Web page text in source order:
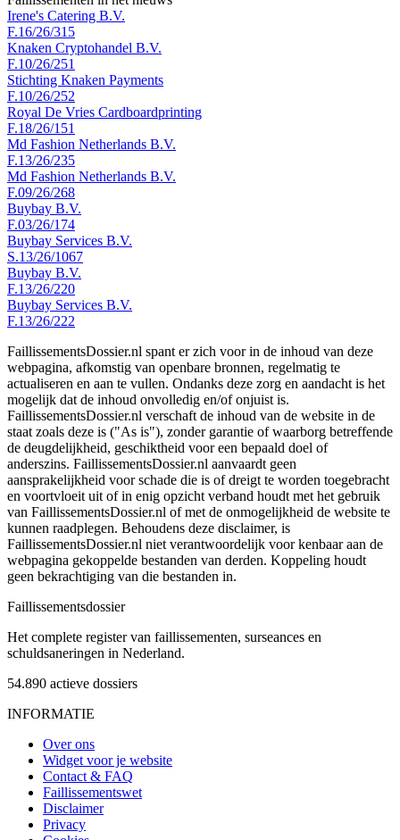
Irene's Catering B.V.
F.16/26/315
Knaken Cryptohandel B.V.
F.10/26/251
Stichting Knaken Payments
F.10/26/252
Royal De Vries Cardboardprinting
F.18/26/151
Md Fashion Netherlands B.V.
F.13/26/235
Md Fashion Netherlands B.V.
F.09/26/268
Buybay B.V.
F.03/26/174
Buybay Services B.V.
S.13/26/1067
Buybay B.V.
F.13/26/220
Buybay Services B.V.
F.13/26/222
FaillissementsDossier.nl spant er zich voor in de inhoud van deze
webpagina, afkomstig van openbare bronnen, regelmatig te
actualiseren en aan te vullen. Ondanks deze zorg en aandacht is het
mogelijk dat de inhoud onvolledig en/of onjuist is.
FaillissementsDossier.nl verschaft de inhoud van de website in de
staat zoals deze is ("As is"), zonder garantie of waarborg betreffende
de deugdelijkheid, geschiktheid voor een bepaald doel of
anderszins. FaillissementsDossier.nl aanvaardt geen
aansprakelijkheid voor schade die is of dreigt te worden toegebracht
en voortvloeit uit of in enig opzicht verband houdt met het gebruik
van FaillissementsDossier.nl of met de onmogelijkheid de website te
kunnen raadplegen. Behoudens deze disclaimer, is
FaillissementsDossier.nl niet verantwoordelijk voor kenbaar aan de
webpagina gekoppelde bestanden van derden. Koppeling houdt
geen bekrachtiging van die bestanden in.
Faillissementsdossier
Het complete register van faillissementen, surseances en
schuldsaneringen in Nederland.
54.890 actieve dossiers
INFORMATIE
Over ons
Widget voor je website
Contact & FAQ
Faillissementswet
Disclaimer
Privacy